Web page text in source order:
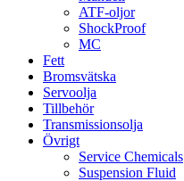
ATF-oljor
ShockProof
MC
Fett
Bromsvätska
Servoolja
Tillbehör
Transmissionsolja
Övrigt
Service Chemicals
Suspension Fluid